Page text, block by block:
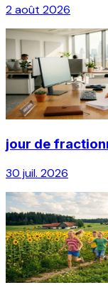
2 août 2026
jour de
30 juil. 2026